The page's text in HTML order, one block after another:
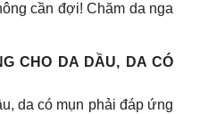
cần đợi! Chăm da nga
CHO DA DẦU, DA CÓ
da có mụn phải đáp ứng